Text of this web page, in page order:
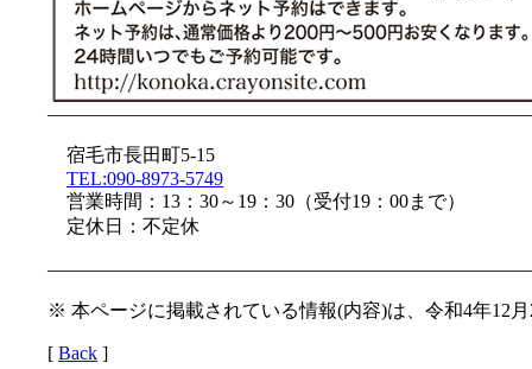
宿毛市長田町5-15
TEL:090-8973-5749
営業時間：13：30～19：30（受付19：00まで）
定休日：不定休
※ 本ページに掲載されている情報(内容)は、令和4年12
[ Back ]